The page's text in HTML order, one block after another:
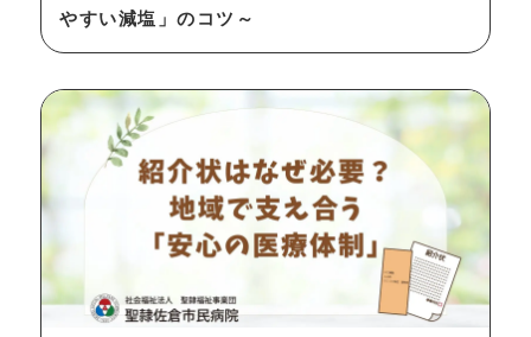
やすい減塩」のコツ～